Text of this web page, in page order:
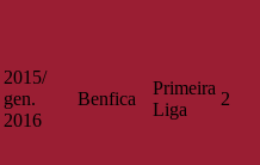
2015/
gen.
2016
Benfica
Primeira
Liga
2